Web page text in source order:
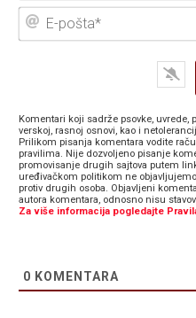
Komentari koji sadrže psovke,
verskoj, rasnoj osnovi, kao i
Prilikom pisanja komentara vodite
pravilima. Nije dozvoljeno pisanje
promovisanje drugih sajtova putem
uređivačkom politikom ne
protiv drugih osoba. Objavljeni
autora komentara, odnosno nisu
Za više informacija pogledajte
0 KOMENTARA